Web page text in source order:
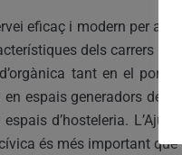
eficaç i modern per a
dels carrers
tant en el
espais generadors de
d’hosteleria.
és més important